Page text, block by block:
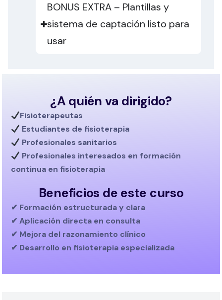
BONUS EXTRA – Plantillas y
sistema de captación listo para
usar
¿A quién va dirigido?
Fisioterapeutas
Estudiantes de fisioterapia
Profesionales sanitarios
Profesionales interesados en formación
continua en fisioterapia
Beneficios de este curso
✔ Formación estructurada y clara
✔ Aplicación directa en consulta
✔ Mejora del razonamiento clínico
✔ Desarrollo en fisioterapia especializada